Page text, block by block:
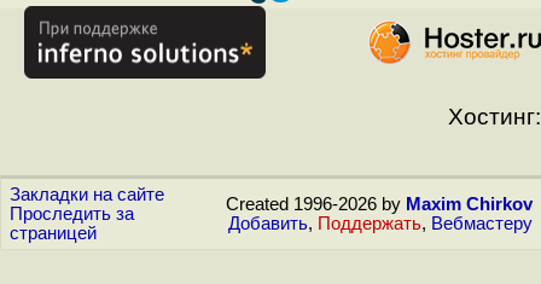
Хостинг:
Закладки на сайте
Проследить за
страницей
Created 1996-2026 by Maxim Chirkov
Добавить, Поддержать, Вебмастеру